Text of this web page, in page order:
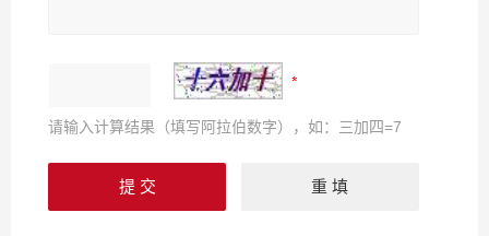
请输入计算结果（填写阿拉伯数字），如：三加四=7